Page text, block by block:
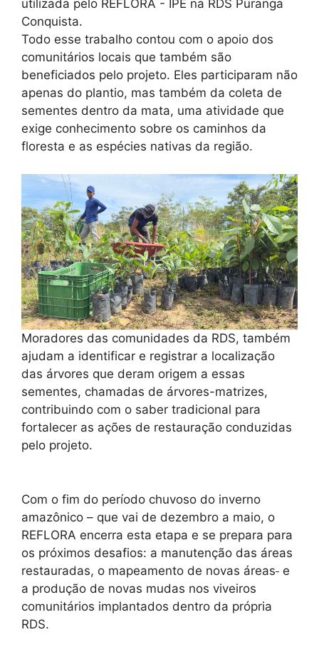
Todo esse trabalho contou com o apoio dos
comunitários locais que também são
beneficiados pelo projeto. Eles participaram não
apenas do plantio, mas também da coleta de
sementes dentro da mata, uma atividade que
exige conhecimento sobre os caminhos da
floresta e as espécies nativas da região.
Moradores das comunidades da RDS, também
ajudam a identificar e registrar a localização
das árvores que deram origem a essas
sementes, chamadas de árvores-matrizes,
contribuindo com o saber tradicional para
fortalecer as ações de restauração conduzidas
pelo projeto.
Com o fim do período chuvoso do inverno
amazônico – que vai de dezembro a maio, o
REFLORA encerra esta etapa e se prepara para
os próximos desafios: a manutenção das áreas
restauradas, o mapeamento de novas áreas e
a produção de novas mudas nos viveiros
comunitários implantados dentro da própria
RDS.